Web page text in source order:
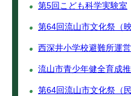
第5回こども科学実験室
第64回流山市文化祭（
西深井小学校避難所運
流山市青少年健全育成
第64回流山市文化祭（